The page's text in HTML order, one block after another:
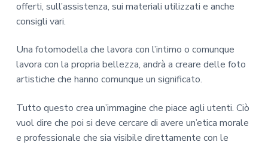
offerti, sull’assistenza, sui materiali utilizzati e anche
consigli vari.
Una fotomodella che lavora con l’intimo o comunque
lavora con la propria bellezza, andrà a creare delle foto
artistiche che hanno comunque un significato.
Tutto questo crea un’immagine che piace agli utenti. Ciò
vuol dire che poi si deve cercare di avere un’etica morale
e professionale che sia visibile direttamente con le